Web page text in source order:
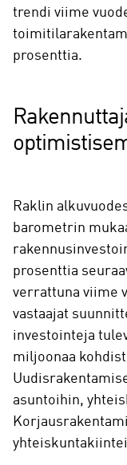
trendi viime
prosenttia.
Raklin
barometrin
prosenttia
verrattuna viime
vastaajat
investointeja
miljoonaa
asuntoihin,